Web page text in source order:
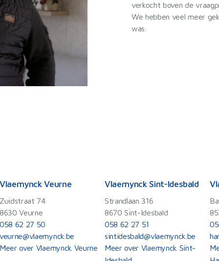
verkocht boven de
We hebben veel meer
was.
Vlaemynck Veurne
Zuidstraat 74
8630 Veurne
058 62 27 50
veurne@vlaemynck.be
Meer over Vlaemynck Veurne
Vlaemynck Sint-Idesbald
Strandlaan 316
8670 Sint-Idesbald
058 62 27 51
sintidesbald@vlaemynck.be
Meer over Vlaemynck Sint-